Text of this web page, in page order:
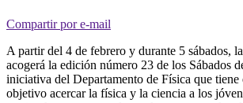
Compartir por e-mail
A partir del 4 de febrero y durante 5 sábados,
acogerá la edición número 23 de los Sábados
iniciativa del Departamento de Física que
objetivo acercar la física y la ciencia a los